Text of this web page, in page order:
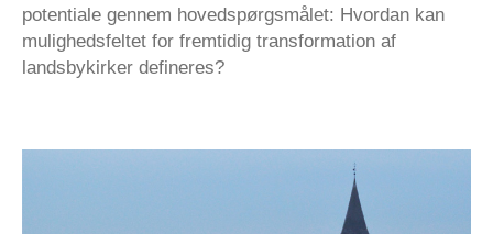
potentiale gennem hovedspørgsmålet: Hvordan kan
mulighedsfeltet for fremtidig transformation af
landsbykirker defineres?